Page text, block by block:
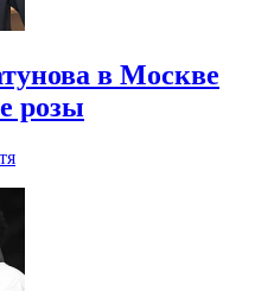
в Москве
розы